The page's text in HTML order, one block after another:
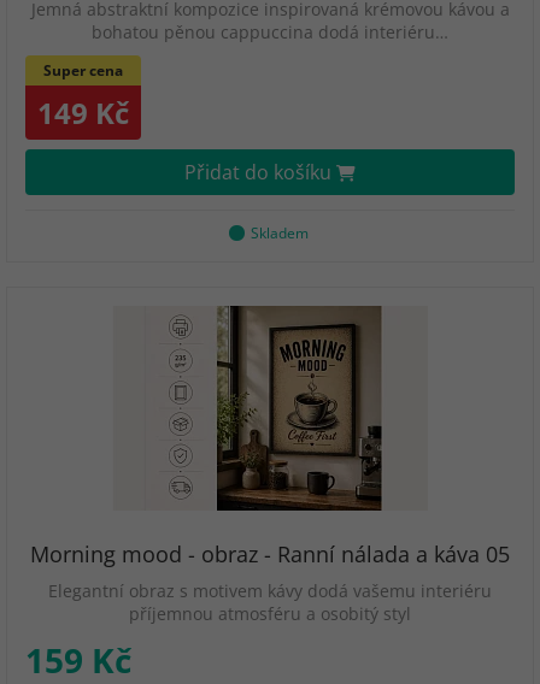
Jemná abstraktní kompozice inspirovaná krémovou kávou a
bohatou pěnou cappuccina dodá interiéru…
Super cena
149 Kč
Přidat do košíku
Skladem
Morning mood - obraz - Ranní nálada a káva 05
Elegantní obraz s motivem kávy dodá vašemu interiéru
příjemnou atmosféru a osobitý styl
159 Kč